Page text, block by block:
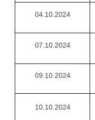
04.10.2024
07.10.2024
09.10.2024
10.10.2024